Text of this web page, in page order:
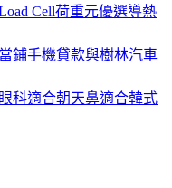
Cell荷重元優選導熱
鋪手機貸款與樹林汽車
科適合朝天鼻適合韓式